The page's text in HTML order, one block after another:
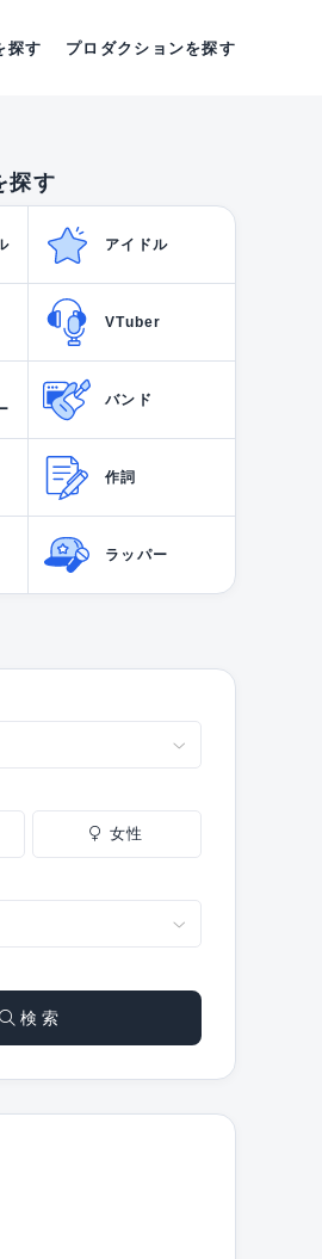
探す プロダクションを探す
探す
アイドル
VTuber
バンド
作詞
ラッパー
女性
検 索